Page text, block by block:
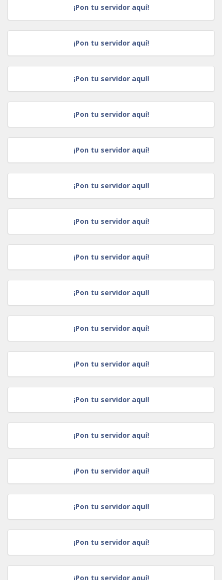
¡Pon tu servidor aquí!
¡Pon tu servidor aquí!
¡Pon tu servidor aquí!
¡Pon tu servidor aquí!
¡Pon tu servidor aquí!
¡Pon tu servidor aquí!
¡Pon tu servidor aquí!
¡Pon tu servidor aquí!
¡Pon tu servidor aquí!
¡Pon tu servidor aquí!
¡Pon tu servidor aquí!
¡Pon tu servidor aquí!
¡Pon tu servidor aquí!
¡Pon tu servidor aquí!
¡Pon tu servidor aquí!
¡Pon tu servidor aquí!
¡Pon tu servidor aquí!